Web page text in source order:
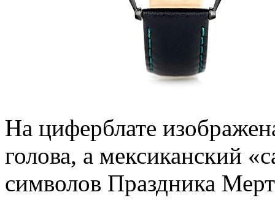
На циферблате
голова, а мексиканский
символов Праздника